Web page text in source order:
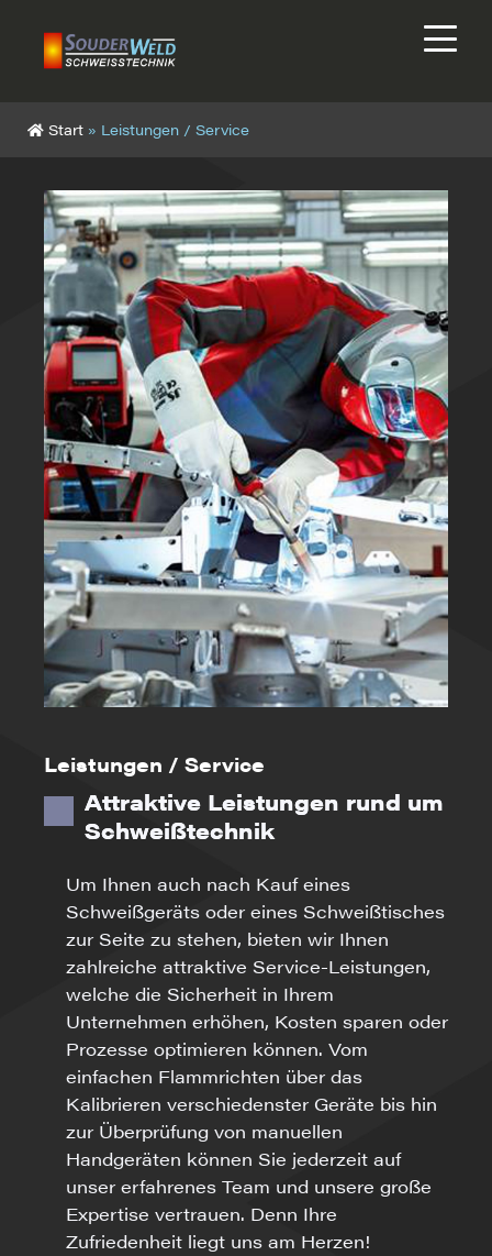
Start » Leistungen / Service
Leistungen / Service
Attraktive Leistungen rund um
Schweißtechnik
Um Ihnen auch nach Kauf eines
Schweißgeräts oder eines Schweißtisches
zur Seite zu stehen, bieten wir Ihnen
zahlreiche attraktive Service-Leistungen,
welche die Sicherheit in Ihrem
Unternehmen erhöhen, Kosten sparen oder
Prozesse optimieren können. Vom
einfachen Flammrichten über das
Kalibrieren verschiedenster Geräte bis hin
zur Überprüfung von manuellen
Handgeräten können Sie jederzeit auf
unser erfahrenes Team und unsere große
Expertise vertrauen. Denn Ihre
Zufriedenheit liegt uns am Herzen!